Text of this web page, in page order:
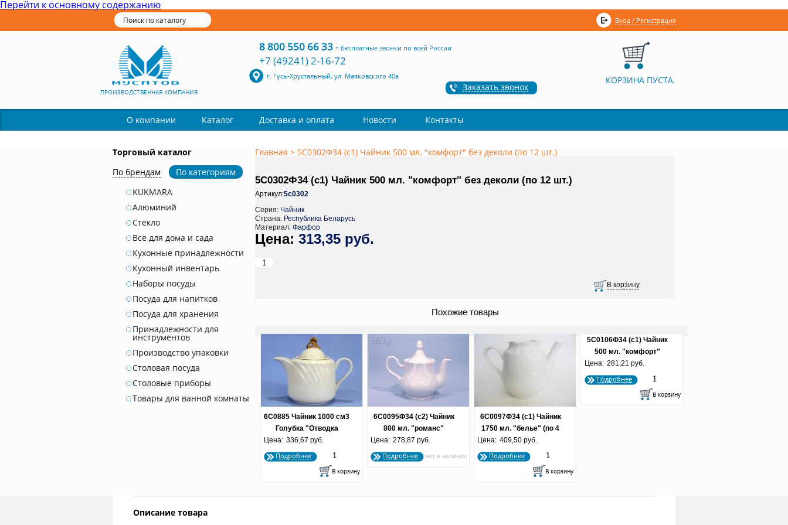
Перейти к основному содержанию
Вход / Регистрация
ПРОИЗВОДСТВЕННАЯ КОМПАНИЯ
8 800 550 66 33- бесплатные звонки по всей России
+7 (49241) 2-16-72
г. Гусь-Хрустальный, ул. Маяковского 40а
Заказать звонок
КОРЗИНА ПУСТА.
О компании Каталог Доставка и оплата Новости Контакты
Торговый каталог
По брендам
По категориям
KUKMARA
Алюминий
Стекло
Все для дома и сада
Кухонные принадлежности
Кухонный инвентарь
Наборы посуды
Посуда для напитков
Посуда для хранения
Принадлежности для
инструментов
Производство упаковки
Столовая посуда
Столовые приборы
Товары для ванной комнаты
Главная > 5С0302Ф34 (с1) Чайник 500 мл. "комфорт" без деколи (по 12 шт.)
5С0302Ф34 (с1) Чайник 500 мл. "комфорт" без деколи (по 12 шт.)
Артикул:5с0302
Серия: Чайник
Страна: Республика Беларусь
Материал: Фарфор
313,35 руб.
Похожие товары
6С0885 Чайник 1000 см3
Голубка "Отводка
золотом"
Цена: 336,67 руб.
Подробнее
6С0095Ф34 (с2) Чайник
800 мл. "романс"
"белье" (по 12 шт.)
Цена: 278,87 руб.
Подробнее
6С0097Ф34 (с1) Чайник
1750 мл. "белье" (по 4
шт.)
Цена: 409,50 руб.
Подробнее
5С0106Ф34 (с1) Чайник
500 мл. "комфорт"
"белье" (по 12 шт.)
Цена: 281,21 руб.
Подробнее
Описание товара